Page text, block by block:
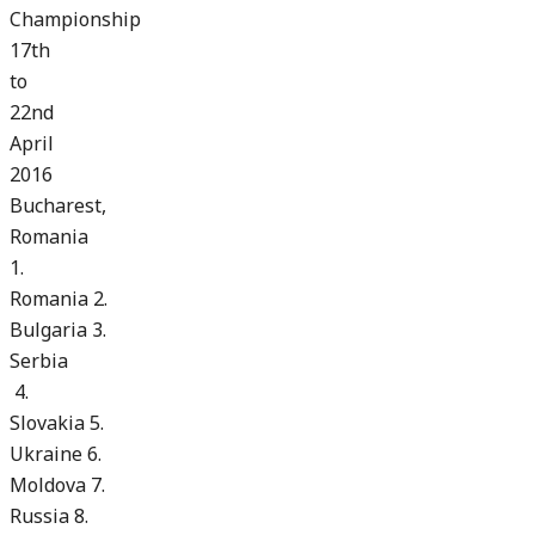
Championship
17th
to
22nd
April
2016
Bucharest,
Romania
1.
Romania2.
Bulgaria3.
Serbia
4.
Slovakia5.
Ukraine6.
Moldova7.
Russia8.